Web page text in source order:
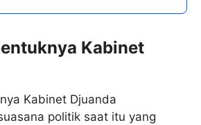
Kabinet
Kabinet Djuanda
politik saat itu yang